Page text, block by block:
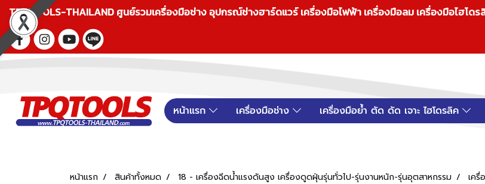
TPQTOOLS-THAILAND ศูนย์รวมเครื่องมือช่าง อุปกรณ์ช่างฮาร์ดแวร์ เครื่องมือไฟฟ้า เครื่องมือลม เครื่องมือไฮโ
หน้าแรก เครื่องมือช่าง เครื่องมือย้ำ ตัด ดัด เจาะ ไฮโดรลิค
หน้าแรก สินค้าทั้งหมด 18 - เครื่องฉีดน้ำแรงดันสูง เครื่องดูดฝุ่นรุ่นทั่วไป-รุ่นงานหนัก-รุ่นอุตสาหกรรม เค